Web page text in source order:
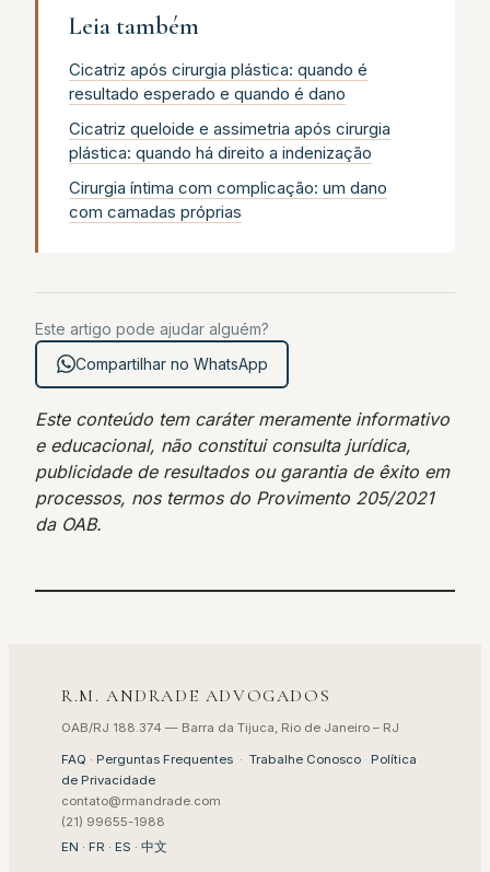
Leia também
Cicatriz após cirurgia plástica: quando é
resultado esperado e quando é dano
Cicatriz queloide e assimetria após cirurgia
plástica: quando há direito a indenização
Cirurgia íntima com complicação: um dano
com camadas próprias
Este artigo pode ajudar alguém?
Compartilhar no WhatsApp
Este conteúdo tem caráter meramente informativo
e educacional, não constitui consulta jurídica,
publicidade de resultados ou garantia de êxito em
processos, nos termos do Provimento 205/2021
da OAB.
R.M. ANDRADE ADVOGADOS
OAB/RJ 188.374 — Barra da Tijuca, Rio de Janeiro – RJ
FAQ · Perguntas Frequentes · Trabalhe Conosco · Política
de Privacidade
contato@rmandrade.com
(21) 99655-1988
EN · FR · ES · 中文